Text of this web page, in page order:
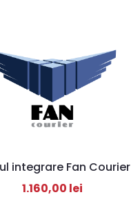
integrare Fan Courier
1.160,00 lei